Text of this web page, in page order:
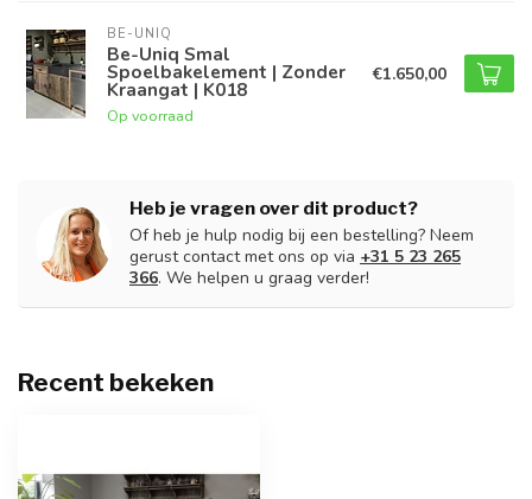
BE-UNIQ
Be-Uniq Smal
Spoelbakelement | Zonder
Kraangat | K018
Op voorraad
€1.650,00
Heb je vragen over dit product?
Of heb je hulp nodig bij een bestelling? Neem
gerust contact met ons op via +31 5 23 265
366. We helpen u graag verder!
Recent bekeken